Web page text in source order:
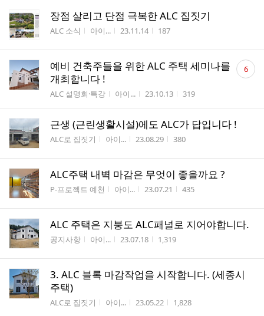
장점 살리고 단점 극복한 ALC 집짓기
게시판명
ALC 소식 작성자
아이... 작성시간
23.11.14 조회수
187
예비 건축주들을 위한 ALC 주택 세미나를
개최합니다 !
게시판명
ALC 설명회·특강 작성자
아이... 작성시간
23.10.13 조회수
319
댓
글 6
근생 (근린생활시설)에도 ALC가 답입니다 !
게시판명
ALC로 집짓기 작성자
아이... 작성시간
23.08.29 조회수
380
ALC주택 내벽 마감은 무엇이 좋을까요 ?
게시판명
P-프로젝트 예천 작성자
아이... 작성시간
23.07.21 조회수
435
ALC 주택은 지붕도 ALC패널로 지어야합니다.
게시판명
공지사항 작성자
아이... 작성시간
23.07.18 조회수
1,319
3. ALC 블록 마감작업을 시작합니다. (세종시
주택)
게시판명
ALC로 집짓기 작성자
아이... 작성시간
23.05.22 조회수
1,828